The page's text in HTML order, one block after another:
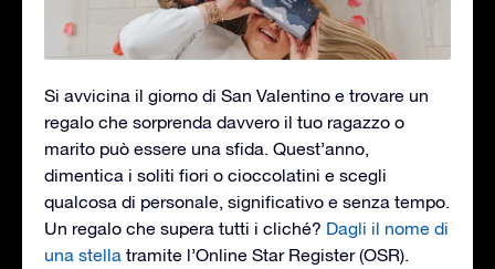
Si avvicina il giorno di San Valentino e trovare un
regalo che sorprenda davvero il tuo ragazzo o
marito può essere una sfida. Quest’anno,
dimentica i soliti fiori o cioccolatini e scegli
qualcosa di personale, significativo e senza tempo.
Un regalo che supera tutti i cliché? Dagli il nome di
una stella tramite l’Online Star Register (OSR).